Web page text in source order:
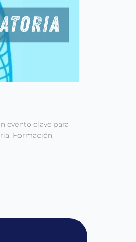
evento clave para
Formación,